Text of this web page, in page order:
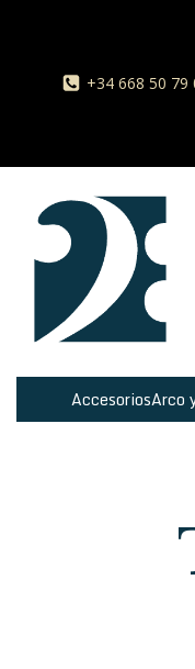
+34 668 50 79
AccesoriosArco